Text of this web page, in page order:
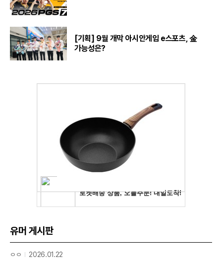
[기획] 9월 개막 아시안게임 e스포츠, 金
가능성은?
유머 게시판
ㅇㅇ 2026.01.22